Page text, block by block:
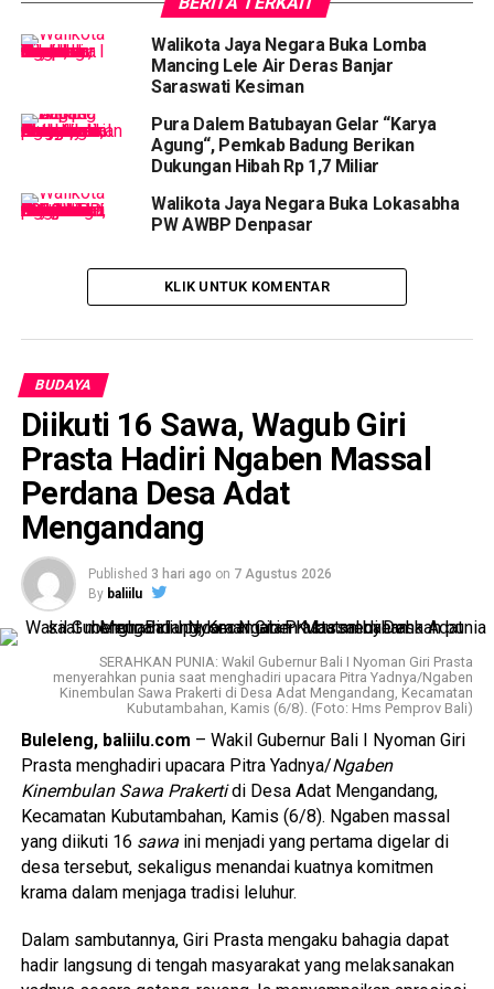
Walikota Jaya Negara Buka Lomba
Mancing Lele Air Deras Banjar
Saraswati Kesiman
Pura Dalem Batubayan Gelar “Karya
Agung“, Pemkab Badung Berikan
Dukungan Hibah Rp 1,7 Miliar
Walikota Jaya Negara Buka Lokasabha
PW AWBP Denpasar
KLIK UNTUK KOMENTAR
BUDAYA
Diikuti 16 Sawa, Wagub Giri
Prasta Hadiri Ngaben Massal
Perdana Desa Adat
Mengandang
Published 3 hari ago on 7 Agustus 2026
By baliilu
SERAHKAN PUNIA: Wakil Gubernur Bali I Nyoman Giri Prasta
menyerahkan punia saat menghadiri upacara Pitra Yadnya/Ngaben
Kinembulan Sawa Prakerti di Desa Adat Mengandang, Kecamatan
Kubutambahan, Kamis (6/8). (Foto: Hms Pemprov Bali)
Buleleng, baliilu.com – Wakil Gubernur Bali I Nyoman Giri
Prasta menghadiri upacara Pitra Yadnya/Ngaben
Kinembulan Sawa Prakertidi Desa Adat Mengandang,
Kecamatan Kubutambahan, Kamis (6/8). Ngaben massal
yang diikuti 16 sawaini menjadi yang pertama digelar di
desa tersebut, sekaligus menandai kuatnya komitmen
krama dalam menjaga tradisi leluhur.
Dalam sambutannya, Giri Prasta mengaku bahagia dapat
hadir langsung di tengah masyarakat yang melaksanakan